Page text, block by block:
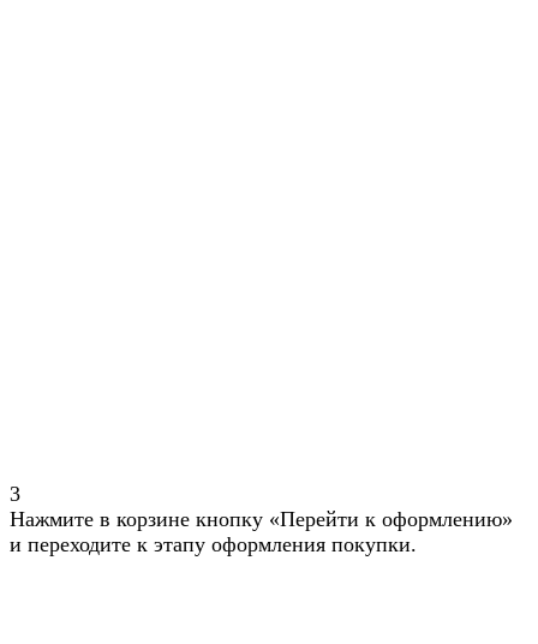
3
Нажмите в корзине кнопку «Перейти к оформлению»
и переходите к этапу оформления покупки.